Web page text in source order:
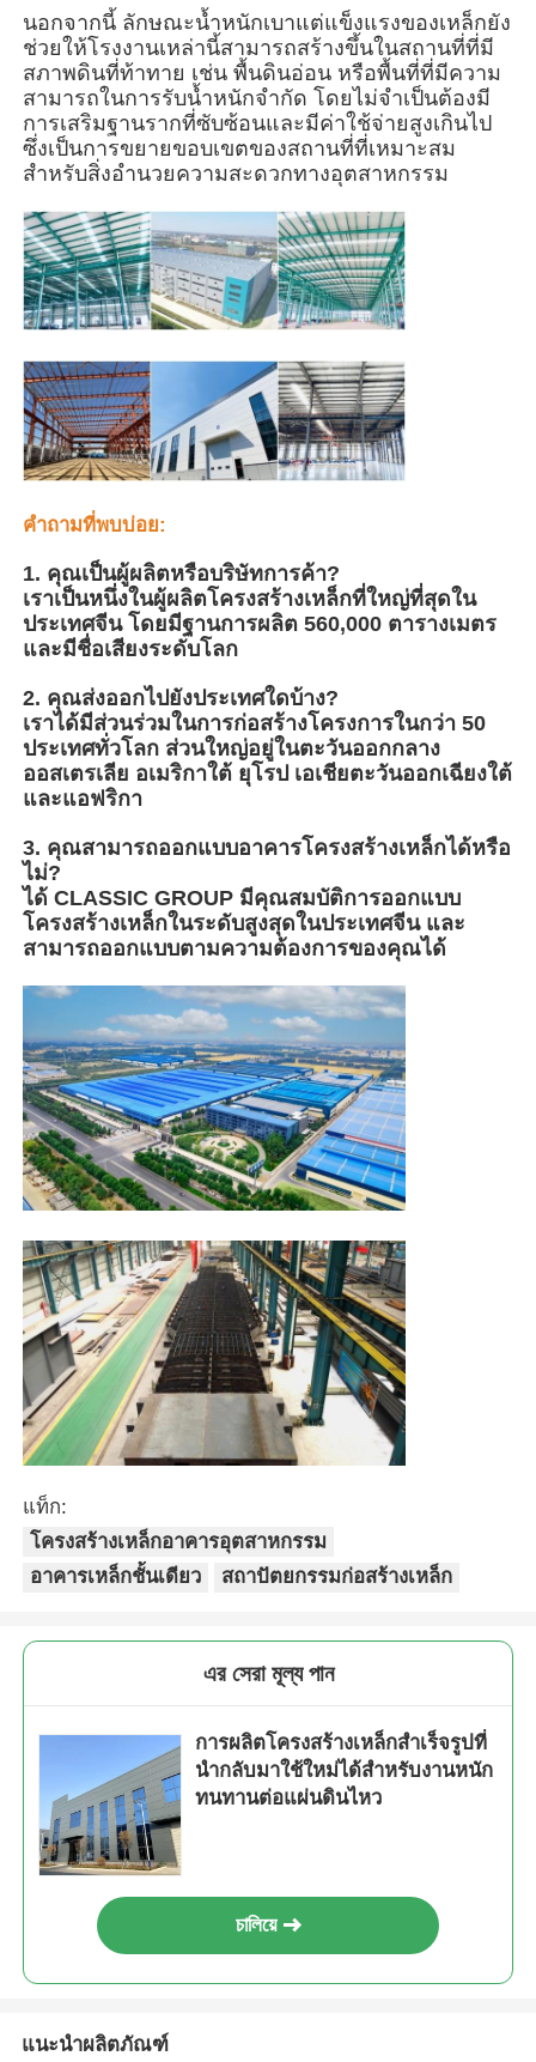
อาคารโครงสร้างเหล็ก
การประชุมเชิงปฏิบัติการโครงสร้างเหล็ก
โกดังโครงสร้างเหล็ก
โรงโครงสร้างเหล็ก
โครงสร้างเหล็กหนา
สะพานโครงสร้างเหล็ก
สำนักงานโครงสร้างเหล็ก
โครงสร้างเหล็ก บ้านไก่
โครงสร้างเหล็กอุตสาหกรรม
โครงสร้างเหล็กพาณิชย์
นอกจากนี้ ลักษณะน้ำหนักเบาแต่แข็งแรงของเหล็กยัง
ช่วยให้โรงงานเหล่านี้สามารถสร้างขึ้นในสถานที่ที่มี
สภาพดินที่ท้าทาย เช่น พื้นดินอ่อน หรือพื้นที่ที่มีความ
สามารถในการรับน้ำหนักจำกัด โดยไม่จำเป็นต้องมี
การเสริมฐานรากที่ซับซ้อนและมีค่าใช้จ่ายสูงเกินไป
ซึ่งเป็นการขยายขอบเขตของสถานที่ที่เหมาะสม
สำหรับสิ่งอำนวยความสะดวกทางอุตสาหกรรม
คำถามที่พบบ่อย:
1. คุณเป็นผู้ผลิตหรือบริษัทการค้า?
เราเป็นหนึ่งในผู้ผลิตโครงสร้างเหล็กที่ใหญ่ที่สุดใน
ประเทศจีน โดยมีฐานการผลิต 560,000 ตารางเมตร
และมีชื่อเสียงระดับโลก
2. คุณส่งออกไปยังประเทศใดบ้าง?
เราได้มีส่วนร่วมในการก่อสร้างโครงการในกว่า 50
ประเทศทั่วโลก ส่วนใหญ่อยู่ในตะวันออกกลาง
ออสเตรเลีย อเมริกาใต้ ยุโรป เอเชียตะวันออกเฉียงใต้
และแอฟริกา
3. คุณสามารถออกแบบอาคารโครงสร้างเหล็กได้หรือ
ไม่?
ได้ CLASSIC GROUP มีคุณสมบัติการออกแบบ
โครงสร้างเหล็กในระดับสูงสุดในประเทศจีน และ
สามารถออกแบบตามความต้องการของคุณได้
แท็ก:
โครงสร้างเหล็กอาคารอุตสาหกรรม
อาคารเหล็กชั้นเดียว
สถาปัตยกรรมก่อสร้างเหล็ก
এর সেরা মূল্য পান
การผลิตโครงสร้างเหล็กสำเร็จรูปที่
นำกลับมาใช้ใหม่ได้สำหรับงานหนัก
ทนทานต่อแผ่นดินไหว
চালিয়ে
แนะนำผลิตภัณฑ์